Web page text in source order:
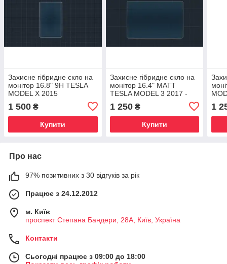
Захисне гібридне скло на
монітор 16.8" 9H TESLA
MODEL X 2015
1 500 ₴
Купити
Захисне гібридне скло на
монітор 16.4" MATT
TESLA MODEL 3 2017 -
1 250₴
Купити
1
Про нас
97% позитивних з 30 відгуків за рік
Працює з 24.12.2012
м. Київ
проспект Степана Бандери, 28А, Київ, Україна
Контакти
Сьогодні працює з 09:00 до 18:00